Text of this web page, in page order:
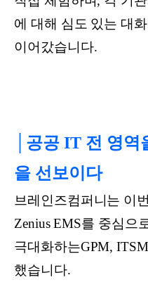
에 대해 심도 있는 대
이어갔습니다.
│공공 IT 전 영역
을 선보이다
브레인즈컴퍼니는 이
Zenius EMS를 중심으
극대화하는GPM,
했습니다.